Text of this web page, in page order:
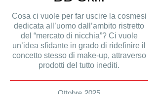
Cosa ci vuole per far uscire la cosmesi
dedicata all’uomo dall’ambito ristretto
del “mercato di nicchia”? Ci vuole
un’idea sfidante in grado di ridefinire il
concetto stesso di make-up, attraverso
prodotti del tutto inediti.